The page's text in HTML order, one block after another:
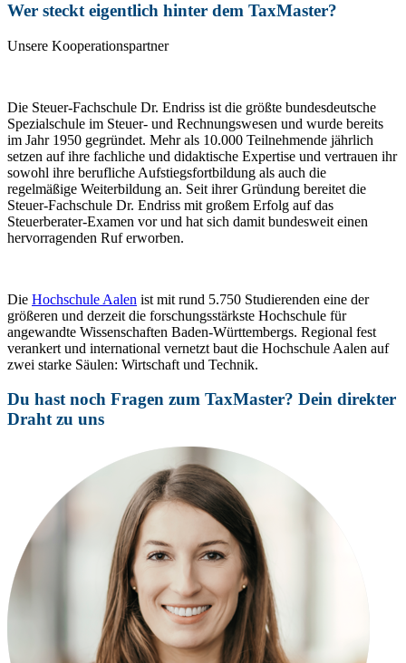
Wer steckt eigentlich hinter dem TaxMaster?
Unsere Kooperationspartner
Die Steuer-Fachschule Dr. Endriss ist die größte bundesdeutsche
Spezialschule im Steuer- und Rechnungswesen und wurde bereits
im Jahr 1950 gegründet. Mehr als 10.000 Teilnehmende jährlich
setzen auf ihre fachliche und didaktische Expertise und vertrauen ihr
sowohl ihre berufliche Aufstiegsfortbildung als auch die
regelmäßige Weiterbildung an. Seit ihrer Gründung bereitet die
Steuer-Fachschule Dr. Endriss mit großem Erfolg auf das
Steuerberater-Examen vor und hat sich damit bundesweit einen
hervorragenden Ruf erworben.
Die Hochschule Aalen ist mit rund 5.750 Studierenden eine der
größeren und derzeit die forschungsstärkste Hochschule für
angewandte Wissenschaften Baden-Württembergs. Regional fest
verankert und international vernetzt baut die Hochschule Aalen auf
zwei starke Säulen: Wirtschaft und Technik.
Du hast noch Fragen zum TaxMaster? Dein direkter
Draht zu uns